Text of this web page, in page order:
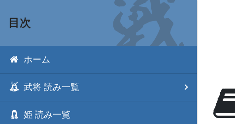
目次
ホーム
武将 読み一覧
姫 読み一覧